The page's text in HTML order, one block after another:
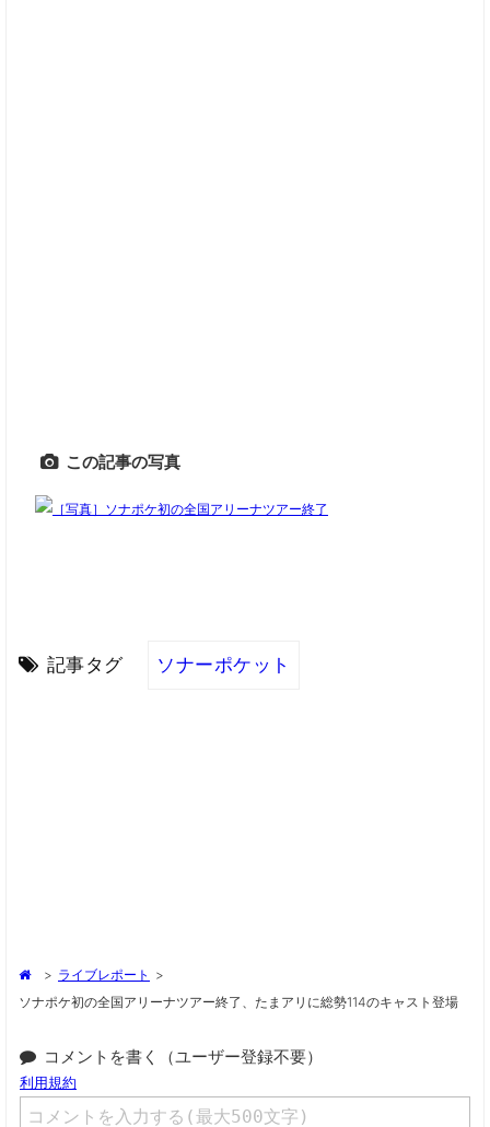
この記事の写真
記事タグ ソナーポケット
> ライブレポート >
ソナポケ初の全国アリーナツアー終了、たまアリに総勢114のキャスト登場
コメントを書く（ユーザー登録不要）